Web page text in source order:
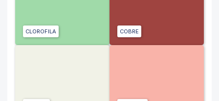
CLOROFILA COBRE